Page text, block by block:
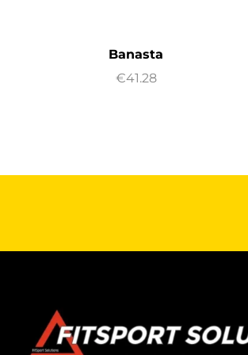
Banasta
€41.28